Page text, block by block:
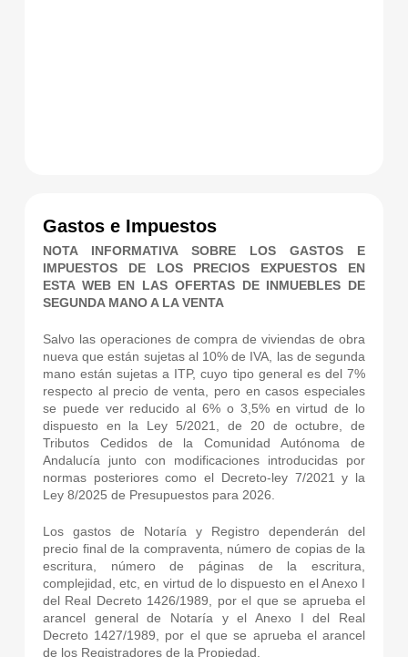
Gastos e Impuestos
NOTA INFORMATIVA SOBRE LOS GASTOS E
IMPUESTOS DE LOS PRECIOS EXPUESTOS EN
ESTA WEB EN LAS OFERTAS DE INMUEBLES DE
SEGUNDA MANO A LA VENTA
Salvo las operaciones de compra de viviendas de obra
nueva que están sujetas al 10% de IVA, las de segunda
mano están sujetas a ITP, cuyo tipo general es del 7%
respecto al precio de venta, pero en casos especiales
se puede ver reducido al 6% o 3,5% en virtud de lo
dispuesto en la Ley 5/2021, de 20 de octubre, de
Tributos Cedidos de la Comunidad Autónoma de
Andalucía junto con modificaciones introducidas por
normas posteriores como el Decreto-ley 7/2021 y la
Ley 8/2025 de Presupuestos para 2026.
Los gastos de Notaría y Registro dependerán del
precio final de la compraventa, número de copias de la
escritura, número de páginas de la escritura,
complejidad, etc, en virtud de lo dispuesto en el Anexo I
del Real Decreto 1426/1989, por el que se aprueba el
arancel general de Notaría y el Anexo I del Real
Decreto 1427/1989, por el que se aprueba el arancel
de los Registradores de la Propiedad.